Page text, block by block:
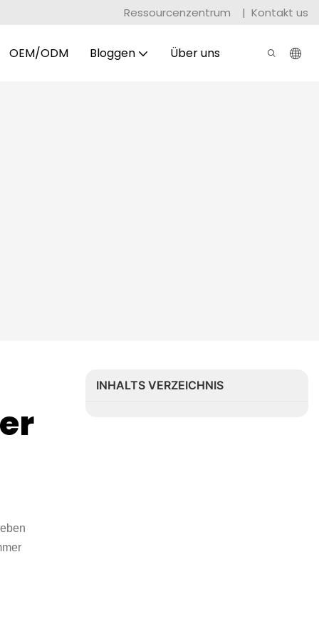
Ressourcenzentrum | Kontakt us
OEM/ODM Bloggen Über uns
INHALTS VERZEICHNIS